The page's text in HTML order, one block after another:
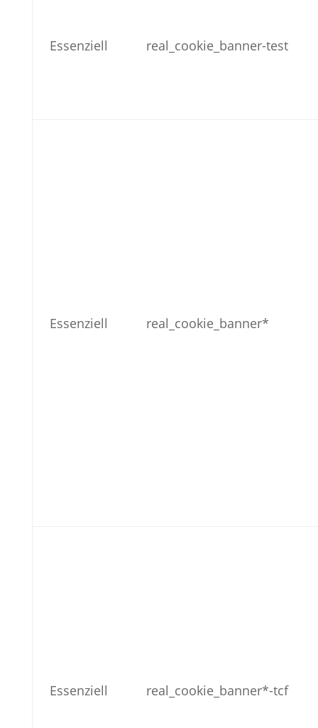
Essenziell real_cookie_banner-test
Essenziell real_cookie_banner*
Essenziell real_cookie_banner*-tcf